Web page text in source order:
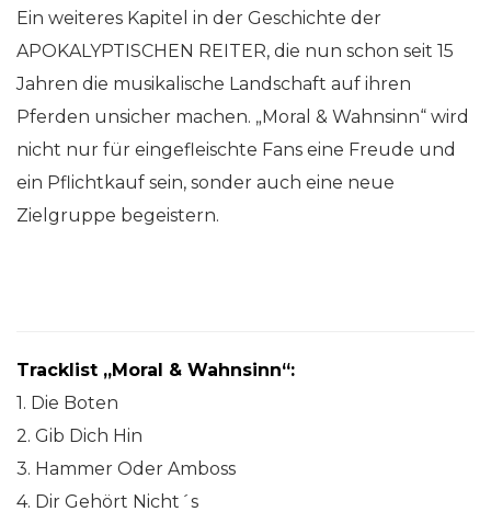
Ein weiteres Kapitel in der Geschichte der
APOKALYPTISCHEN REITER, die nun schon seit 15
Jahren die musikalische Landschaft auf ihren
Pferden unsicher machen. „Moral & Wahnsinn“ wird
nicht nur für eingefleischte Fans eine Freude und
ein Pflichtkauf sein, sonder auch eine neue
Zielgruppe begeistern.
Tracklist „Moral & Wahnsinn“:
1. Die Boten
2. Gib Dich Hin
3. Hammer Oder Amboss
4. Dir Gehört Nicht´s